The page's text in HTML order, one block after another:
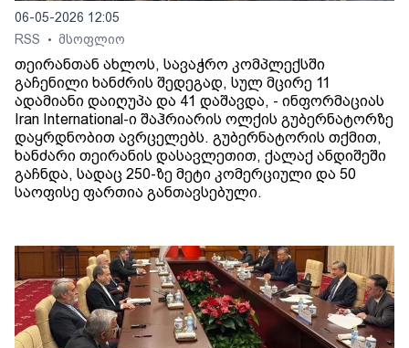
06-05-2026 12:05
RSS
• მსოფლიო
თეირანთან ახლოს, სავაჭრო კომპლექსში
გაჩენილი ხანძრის შედეგად, სულ მცირე 11
ადამიანი დაიღუპა და 41 დაშავდა, - ინფორმაციას
Iran International-ი შაჰრიარის ოლქის გუბერნატორზე
დაყრდნობით ავრცელებს. გუბერნატორის თქმით,
ხანძარი თეირანის დასავლეთით, ქალაქ ანდიშეში
გაჩნდა, სადაც 250-ზე მეტი კომერციული და 50
საოფისე ფართია განთავსებული.